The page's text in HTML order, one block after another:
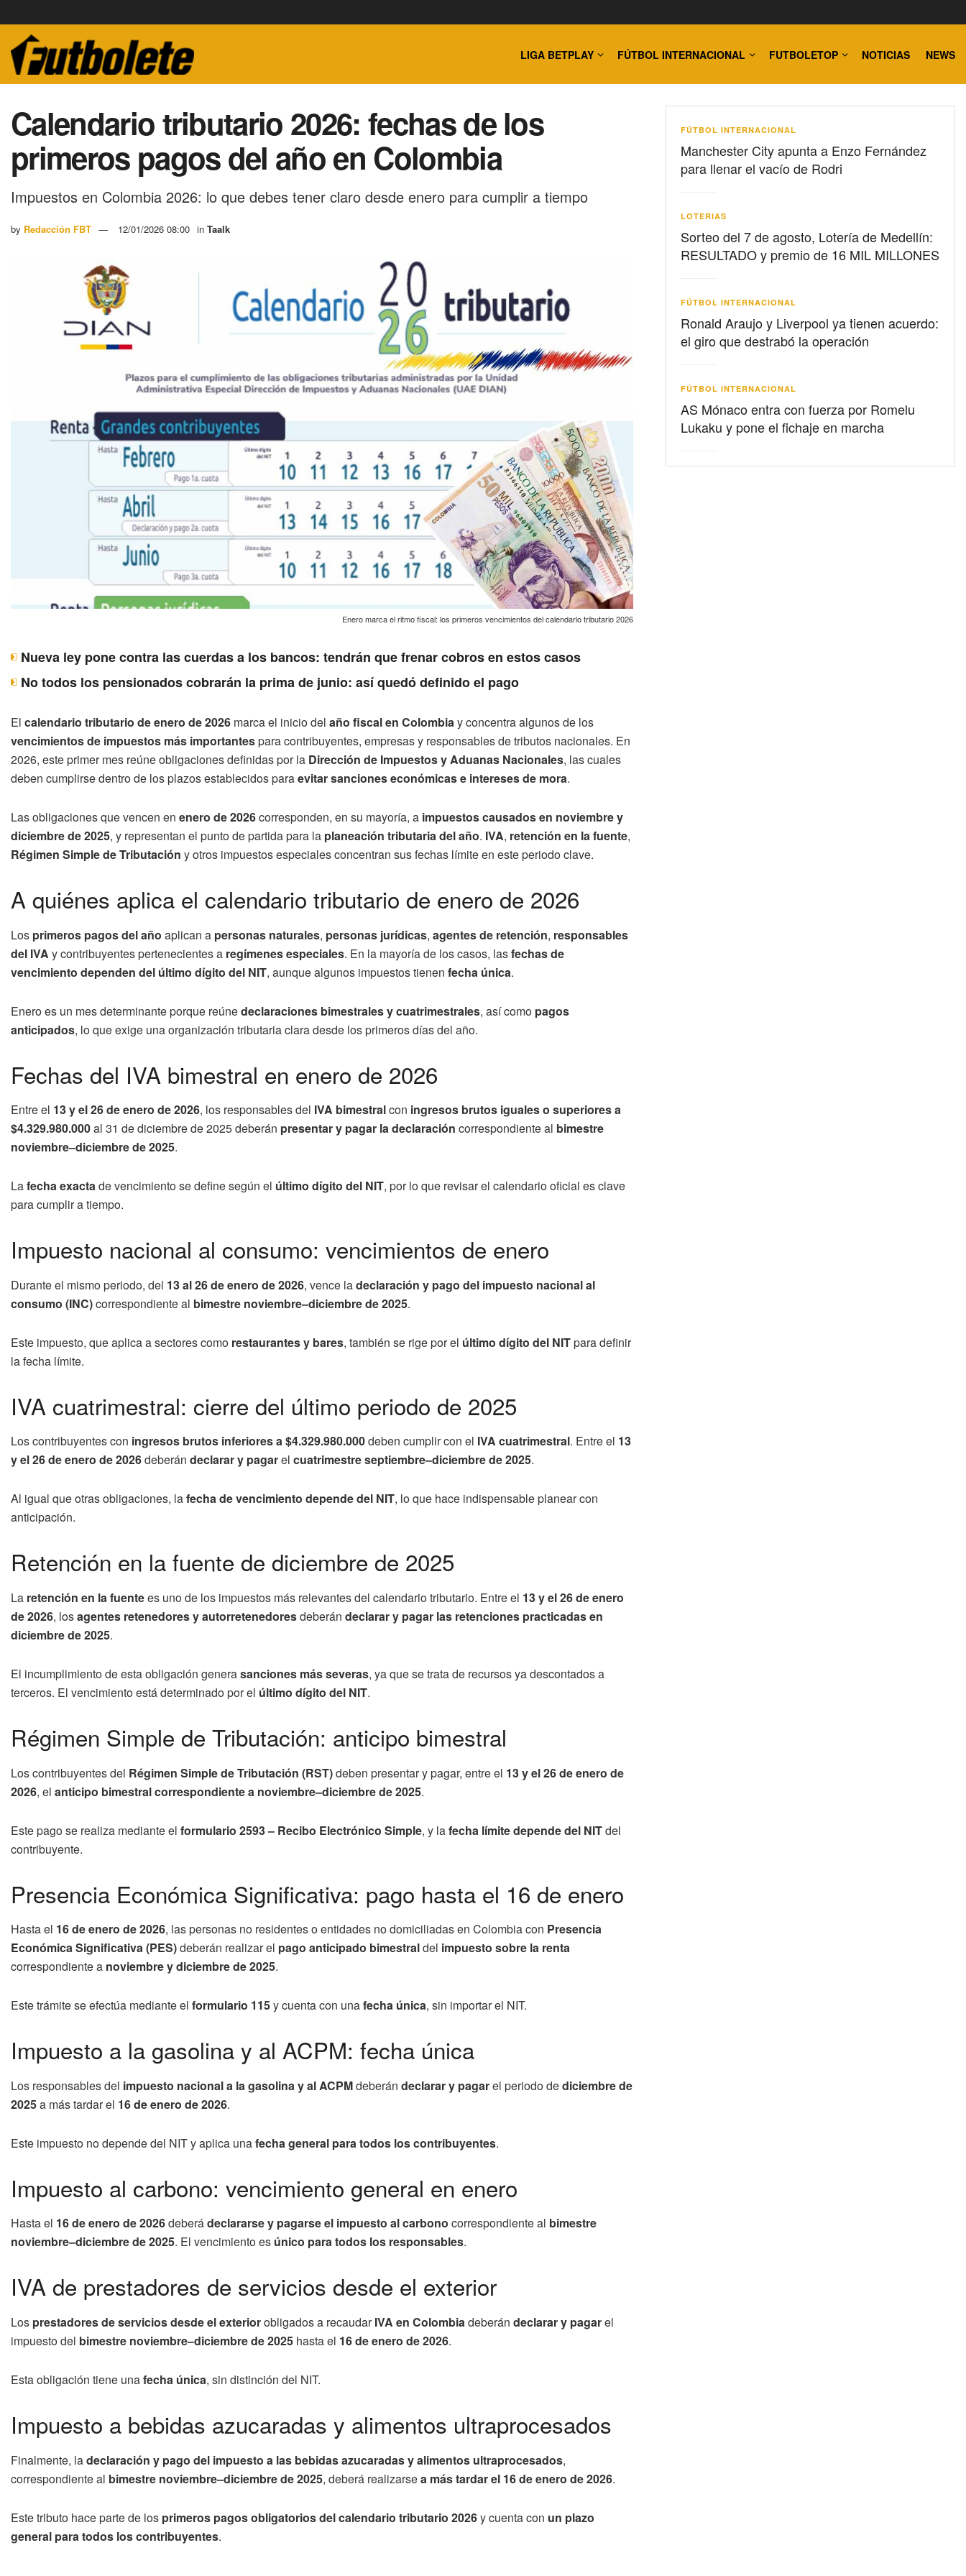
LIGA BETPLAY FÚTBOL INTERNACIONAL FUTBOLETOP NOTICIAS NEWS
Calendario tributario 2026: fechas de los
primeros pagos del año en Colombia
Impuestos en Colombia 2026: lo que debes tener claro desde enero para cumplir a tiempo
by Redacción FBT 12/01/2026 08:00 in Taalk
Enero marca el ritmo fiscal: los primeros vencimientos del calendario tributario 2026
Nueva ley pone contra las cuerdas a los bancos: tendrán que frenar cobros en estos casos
No todos los pensionados cobrarán la prima de junio: así quedó definido el pago
El calendario tributario de enero de 2026 marca el inicio del año fiscal en Colombiay concentra algunos de los
vencimientos de impuestos más importantespara contribuyentes, empresas y responsables de tributos nacionales. En
2026, este primer mes reúne obligaciones definidas por la Dirección de Impuestos y Aduanas Nacionales, las cuales
deben cumplirse dentro de los plazos establecidos paraevitar sanciones económicas e intereses de mora.
Las obligaciones que vencen en enero de 2026corresponden, en su mayoría, a impuestos causados en noviembre y
diciembre de 2025, y representan el punto de partida para la planeación tributaria del año. IVA, retención en la fuente,
Régimen Simple de Tributación y otros impuestos especiales concentran sus fechas límite en este periodo clave.
A quiénes aplica el calendario tributario de enero de 2026
Los primeros pagos del año aplican a personas naturales, personas jurídicas, agentes de retención, responsables
del IVA y contribuyentes pertenecientes a regímenes especiales. En la mayoría de los casos, lasfechas de
vencimiento dependen del último dígito del NIT, aunque algunos impuestos tienen fecha única.
Enero es un mes determinante porque reúnedeclaraciones bimestrales y cuatrimestrales, así como pagos
anticipados, lo que exige una organización tributaria clara desde los primeros días del año.
Fechas del IVA bimestral en enero de 2026
Entre el 13 y el 26 de enero de 2026, los responsables del IVA bimestralcon ingresos brutos iguales o superiores a
$4.329.980.000al 31 de diciembre de 2025 deberán presentar y pagar la declaración correspondiente al bimestre
noviembre–diciembre de 2025.
Lafecha exactade vencimiento se define según el último dígito del NIT, por lo que revisar el calendario oficial es clave
para cumplir a tiempo.
Impuesto nacional al consumo: vencimientos de enero
Durante el mismo periodo, del 13 al 26 de enero de 2026, vence ladeclaración y pago del impuesto nacional al
consumo (INC)correspondiente al bimestre noviembre–diciembre de 2025.
Este impuesto, que aplica a sectores como restaurantes y bares, también se rige por el último dígito del NITpara definir
la fecha límite.
IVA cuatrimestral: cierre del último periodo de 2025
Los contribuyentes con ingresos brutos inferiores a $4.329.980.000deben cumplir con el IVA cuatrimestral. Entre el 13
y el 26 de enero de 2026deberán declarar y pagarel cuatrimestre septiembre–diciembre de 2025.
Al igual que otras obligaciones, lafecha de vencimiento depende del NIT, lo que hace indispensable planear con
anticipación.
Retención en la fuente de diciembre de 2025
La retención en la fuentees uno de los impuestos más relevantes del calendario tributario. Entre el 13 y el 26 de enero
de 2026, losagentes retenedores y autorretenedoresdeberán declarar y pagar las retenciones practicadas en
diciembre de 2025.
El incumplimiento de esta obligación generasanciones más severas, ya que se trata de recursos ya descontados a
terceros. El vencimiento está determinado por el último dígito del NIT.
Régimen Simple de Tributación: anticipo bimestral
Los contribuyentes del Régimen Simple de Tributación (RST)deben presentar y pagar, entre el 13 y el 26 de enero de
2026, el anticipo bimestral correspondiente a noviembre–diciembre de 2025.
Este pago se realiza mediante el formulario 2593 – Recibo Electrónico Simple, y lafecha límite depende del NITdel
contribuyente.
Presencia Económica Significativa: pago hasta el 16 de enero
Hasta el 16 de enero de 2026, las personas no residentes o entidades no domiciliadas en Colombia con Presencia
Económica Significativa (PES)deberán realizar el pago anticipado bimestraldel impuesto sobre la renta
correspondiente a noviembre y diciembre de 2025.
Este trámite se efectúa mediante el formulario 115y cuenta con unafecha única, sin importar el NIT.
Impuesto a la gasolina y al ACPM: fecha única
Los responsables del impuesto nacional a la gasolina y al ACPMdeberán declarar y pagarel periodo dediciembre de
2025a más tardar el 16 de enero de 2026.
Este impuesto no depende del NIT y aplica unafecha general para todos los contribuyentes.
Impuesto al carbono: vencimiento general en enero
Hasta el 16 de enero de 2026deberádeclararse y pagarse el impuesto al carbono correspondiente al bimestre
noviembre–diciembre de 2025. El vencimiento es único para todos los responsables.
IVA de prestadores de servicios desde el exterior
Los prestadores de servicios desde el exteriorobligados a recaudarIVA en Colombiadeberán declarar y pagarel
impuesto del bimestre noviembre–diciembre de 2025 hasta el 16 de enero de 2026.
Esta obligación tiene unafecha única, sin distinción del NIT.
Impuesto a bebidas azucaradas y alimentos ultraprocesados
Finalmente, ladeclaración y pago del impuesto a las bebidas azucaradas y alimentos ultraprocesados,
correspondiente al bimestre noviembre–diciembre de 2025, deberá realizarsea más tardar el 16 de enero de 2026.
Este tributo hace parte de los primeros pagos obligatorios del calendario tributario 2026y cuenta con un plazo
general para todos los contribuyentes.
FÚTBOL INTERNACIONAL
Manchester City apunta a Enzo Fernández
para llenar el vacío de Rodri
LOTERIAS
Sorteo del 7 de agosto, Lotería de Medellín:
RESULTADO y premio de 16 MIL MILLONES
FÚTBOL INTERNACIONAL
Ronald Araujo y Liverpool ya tienen acuerdo:
el giro que destrabó la operación
FÚTBOL INTERNACIONAL
AS Mónaco entra con fuerza por Romelu
Lukaku y pone el fichaje en marcha